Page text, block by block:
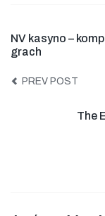
NV kasyno –
grach
PREV POST
The